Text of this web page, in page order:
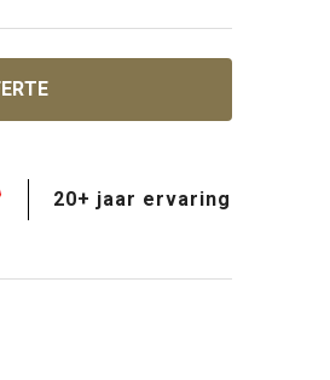
20+ jaar ervaring